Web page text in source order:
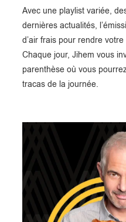
Avec une playlist variée,
dernières actualités,
d’air frais pour rendre
Chaque jour, Jihem vous
parenthèse où vous
tracas de la journée.